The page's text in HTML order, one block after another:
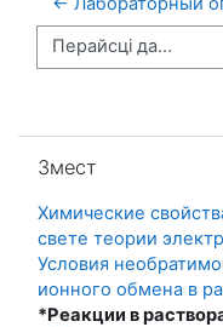
Перайсці да...
Змест
Химические
свете теории
Условия
ионного обмена в
*Реакции в